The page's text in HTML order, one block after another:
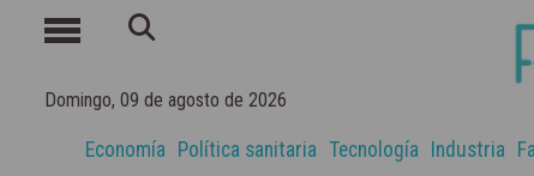
Domingo, 09 de agosto de 2026
Economía Política sanitaria Tecnología Industria